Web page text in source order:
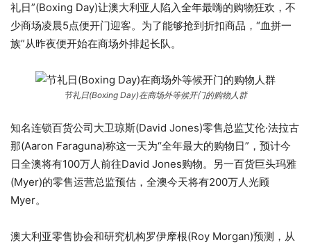
礼日”(Boxing Day)让澳大利亚人陷入全年最嗨的购物狂欢，不
少商场凌晨5点便开门迎客。为了能够抢到折扣商品，“血拼一
族”从昨夜便开始在商场外排起长队。
节礼日(Boxing Day)在商场外等候开门的购物人群
知名连锁百货公司大卫琼斯(David Jones)零售总监艾伦·法拉古
那(Aaron Faraguna)称这一天为“全年最大的购物日”，预计今
日全澳将有100万人前往David Jones购物。另一百货巨头玛雅
(Myer)的零售运营总监预估，全澳今天将有200万人光顾
Myer。
澳大利亚零售协会和研究机构罗伊摩根(Roy Morgan)预测，从